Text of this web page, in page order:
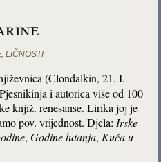
,LIČNOSTI
(Clondalkin, 21. I.
i autorica više od 100
knjiž. renesanse. Lirika joj je
pov. vrijednost. Djela: Irske
,Godine lutanja, Kuća u